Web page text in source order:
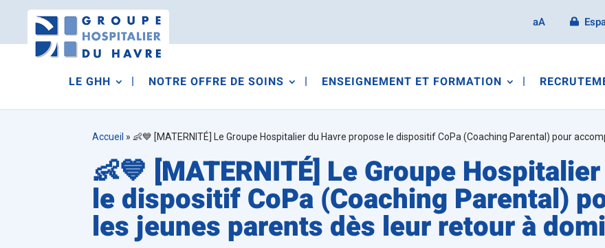
aA
LE GHH NOTRE OFFRE DE SOINS ENSEIGNEMENT ET FORMATION
Accueil » 👶💙 [MATERNITÉ] Le Groupe Hospitalier du Havre propose le dispositif CoPa (Coaching Parental) pour
👶💙 [MATERNITÉ] Le Groupe
le dispositif CoPa (Coaching Parental)
les jeunes parents dès leur retour à